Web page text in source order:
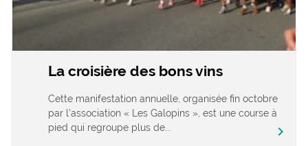
La croisière des bons vins
Cette manifestation annuelle, organisée fin octobre
par l’association « Les Galopins », est une course à
pied qui regroupe plus de...
chevron_right